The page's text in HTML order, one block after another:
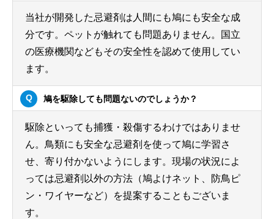
当社が開発した忌避剤は人間にも鳩にも安全な成
分です。ペットが触れても問題ありません。国立
の医療機関などもその安全性を認めて使用してい
ます。
鳩を駆除しても問題ないのでしょうか？
駆除といっても捕獲・殺傷するわけではありませ
ん。鳥類にも安全な忌避剤を使って鳩に学習さ
せ、寄り付かないようにします。現場の状況によ
っては忌避剤以外の方法（鳩よけネット、防鳥ピ
ン・ワイヤーなど）を提案することもございま
す。